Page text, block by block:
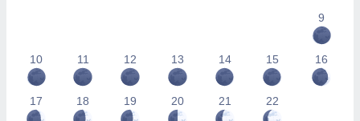
9
10 11 12 13 14 15 16
17 18 19 20 21 22